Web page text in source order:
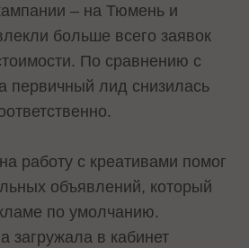
– на Тюмень и
больше всего заявок
По сравнению с
первичный лид снизилась
работу с креативами помог
объявлений, который
по умолчанию.
загружала в кабинет